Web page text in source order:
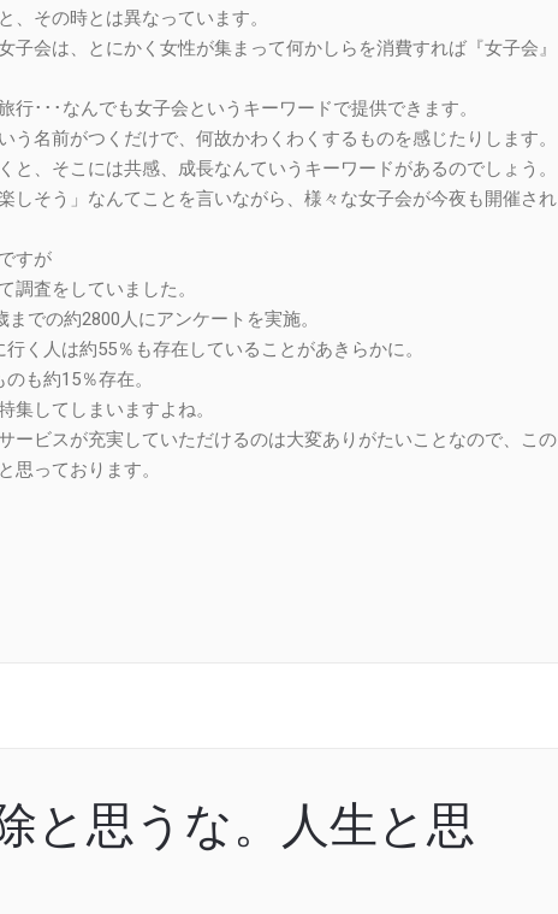
、その時とは異なっています。
子会は、とにかく女性が集まって何かしらを消費すれば『女子会』
行･･･なんでも女子会というキーワードで提供できます。
う名前がつくだけで、何故かわくわくするものを感じたりします。
と、そこには共感、成長なんていうキーワードがあるのでしょう。
しそう」なんてことを言いながら、様々な女子会が今夜も開催され
すが
調査をしていました。
での約2800人にアンケートを実施。
く人は約55％も存在していることがあきらかに。
も約15％存在。
集してしまいますよね。
ービスが充実していただけるのは大変ありがたいことなので、この
思っております。
と思うな。人生と思